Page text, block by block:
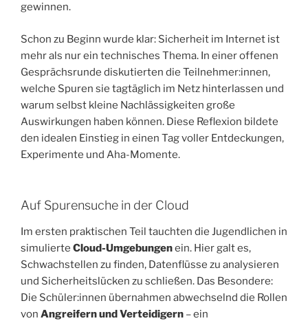
gewinnen.
Schon zu Beginn wurde klar: Sicherheit im Internet ist
mehr als nur ein technisches Thema. In einer offenen
Gesprächsrunde diskutierten die Teilnehmer:innen,
welche Spuren sie tagtäglich im Netz hinterlassen und
warum selbst kleine Nachlässigkeiten große
Auswirkungen haben können. Diese Reflexion bildete
den idealen Einstieg in einen Tag voller Entdeckungen,
Experimente und Aha-Momente.
Auf Spurensuche in der Cloud
Im ersten praktischen Teil tauchten die Jugendlichen in
simulierte Cloud-Umgebungenein. Hier galt es,
Schwachstellen zu finden, Datenflüsse zu analysieren
und Sicherheitslücken zu schließen. Das Besondere:
Die Schüler:innen übernahmen abwechselnd die Rollen
von Angreifern und Verteidigern – ein